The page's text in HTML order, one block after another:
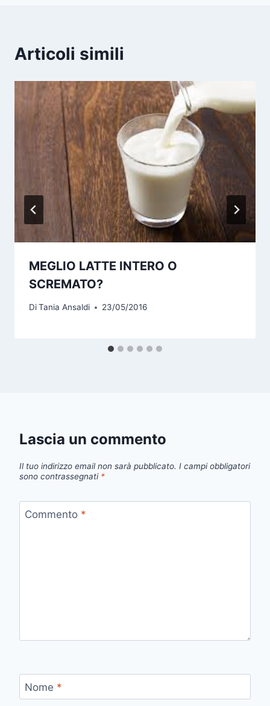
Articoli simili
MEGLIO LATTE INTERO O
SCREMATO?
DiTania Ansaldi 23/05/2016
Lascia un commento
Il tuo indirizzo email non sarà pubblicato. I campi obbligatori
sono contrassegnati *
Commento *
Nome *